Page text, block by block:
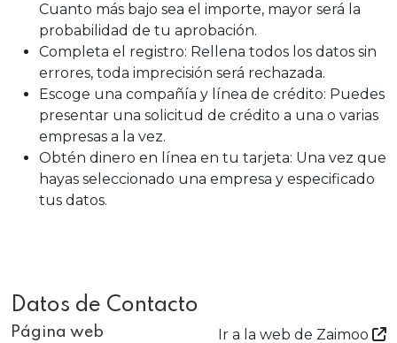
Cuanto más bajo sea el importe, mayor será la
probabilidad de tu aprobación.
Completa el registro: Rellena todos los datos sin
errores, toda imprecisión será rechazada.
Escoge una compañía y línea de crédito: Puedes
presentar una solicitud de crédito a una o varias
empresas a la vez.
Obtén dinero en línea en tu tarjeta: Una vez que
hayas seleccionado una empresa y especificado
tus datos.
Datos de Contacto
Página web Ir a la web de Zaimoo